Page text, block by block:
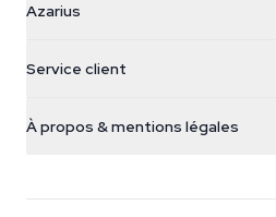
Galvaniweg 11
Nederland
+31(0)204897914
Azarius
Smokeshop
Service client
Politique de retour
À propos & mentions légales
Wiki